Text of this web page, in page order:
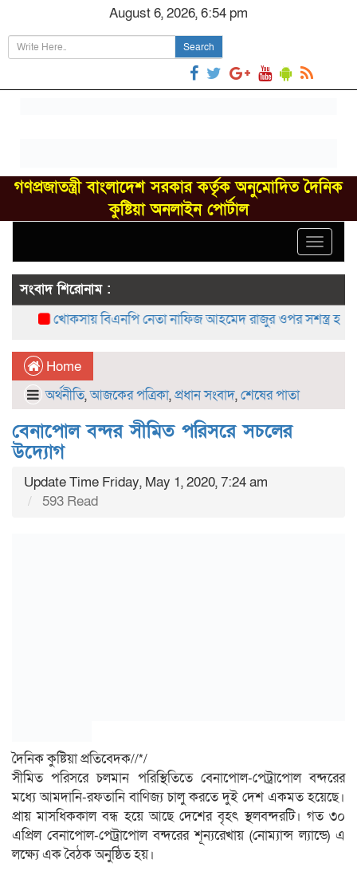
August 6, 2026, 6:54 pm
Search
গণপ্রজাতন্ত্রী বাংলাদেশ সরকার কর্তৃক অনুমোদিত দৈনিক
কুষ্টিয়া অনলাইন পোর্টাল
Toggle
সংবাদ শিরোনাম :
খোকসায় বিএনপি নেতা নাফিজ আহমেদ রাজুর ওপর সশস্ত্র
Home
অর্থনীতি,আজকের পত্রিকা,প্রধান সংবাদ,শেষের পাতা
বেনাপোল বন্দর সীমিত পরিসরে সচলের
উদ্যোগ
Update Time Friday, May 1, 2020, 7:24 am
593 Read
দৈনিক কুষ্টিয়া প্রতিবেদক//*/
সীমিত পরিসরে চলমান পরিস্থিতিতে বেনাপোল-পেট্রাপোল বন্দরের
মধ্যে আমদানি-রফতানি বাণিজ্য চালু করতে দুই দেশ একমত হয়েছে।
প্রায় মাসধিককাল বন্ধ হয়ে আছে দেশের বৃহৎ স্থলবন্দরটি। গত ৩০
এপ্রিল বেনাপোল-পেট্রাপোল বন্দরের শূন্যরেখায় (নোম্যান্স ল্যান্ডে) এ
লক্ষ্যে এক বৈঠক অনুষ্ঠিত হয়।